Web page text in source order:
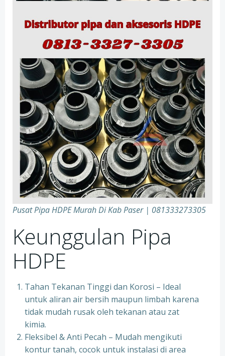
Pusat Pipa HDPE Murah Di Kab Paser | 081333273305
Keunggulan Pipa
HDPE
Tahan Tekanan Tinggi dan Korosi – Ideal
untuk aliran air bersih maupun limbah karena
tidak mudah rusak oleh tekanan atau zat
kimia.
Fleksibel & Anti Pecah – Mudah mengikuti
kontur tanah, cocok untuk instalasi di area